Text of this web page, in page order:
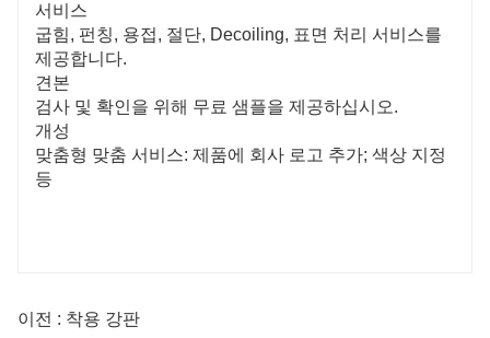
서비스
굽힘, 펀칭, 용접, 절단, Decoiling, 표면 처리 서비스를
제공합니다.
견본
검사 및 확인을 위해 무료 샘플을 제공하십시오.
개성
맞춤형 맞춤 서비스: 제품에 회사 로고 추가; 색상 지정
등
이전 : 착용 강판